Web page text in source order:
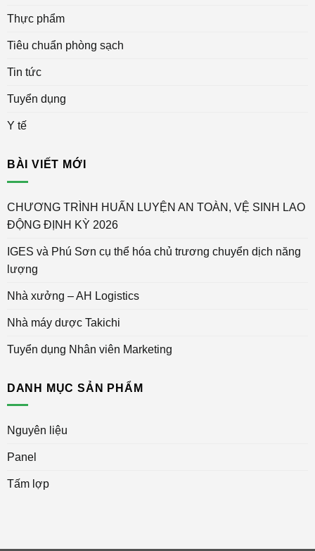
Thực phẩm
Tiêu chuẩn phòng sạch
Tin tức
Tuyển dụng
Y tế
BÀI VIẾT MỚI
CHƯƠNG TRÌNH HUẤN LUYỆN AN TOÀN, VỆ SINH LAO
ĐỘNG ĐỊNH KỲ 2026
IGES và Phú Sơn cụ thể hóa chủ trương chuyển dịch năng
lượng
Nhà xưởng – AH Logistics
Nhà máy dược Takichi
Tuyển dụng Nhân viên Marketing
DANH MỤC SẢN PHẨM
Nguyên liệu
Panel
Tấm lợp